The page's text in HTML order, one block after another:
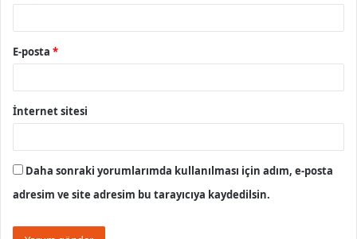
E-posta *
İnternet sitesi
Daha sonraki yorumlarımda kullanılması için adım, e-posta
adresim ve site adresim bu tarayıcıya kaydedilsin.